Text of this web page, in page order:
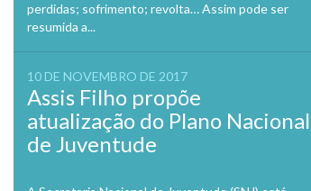
perdidas; sofrimento; revolta… Assim pode ser
resumida a...
10 DE NOVEMBRO DE 2017
Assis Filho propõe
atualização do Plano Nacional
de Juventude